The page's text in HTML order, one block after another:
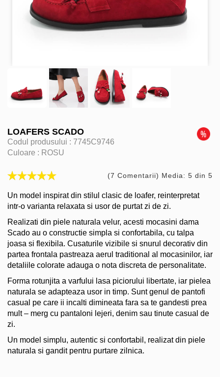
LOAFERS SCADO
Codul produsului : 7745C9746
Culoare : ROSU
(7 Comentarii) Media: 5 din 5
Un model inspirat din stilul clasic de loafer, reinterpretat
intr-o varianta relaxata si usor de purtat zi de zi.
Realizati din piele naturala velur, acesti mocasini dama
Scado au o constructie simpla si confortabila, cu talpa
joasa si flexibila. Cusaturile vizibile si snurul decorativ din
partea frontala pastreaza aerul traditional al mocasinilor, iar
detaliile colorate adauga o nota discreta de personalitate.
Forma rotunjita a varfului lasa piciorului libertate, iar pielea
naturala se adapteaza usor in timp. Sunt genul de pantofi
casual pe care ii incalti dimineata fara sa te gandesti prea
mult – merg cu pantaloni lejeri, denim sau tinute casual de
zi.
Un model simplu, autentic si confortabil, realizat din piele
naturala si gandit pentru purtare zilnica.